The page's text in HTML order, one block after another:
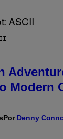
Modern
Por Denny